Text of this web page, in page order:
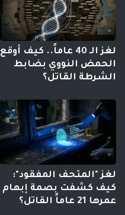
لغز الـ 40 عاماً.. كيف أوقع
الحمض النووي بضابط
الشرطة القاتل؟
لغز "المتحف المفقود":
كيف كشفت بصمة إبهام
عمرها 21 عاماً القاتل؟